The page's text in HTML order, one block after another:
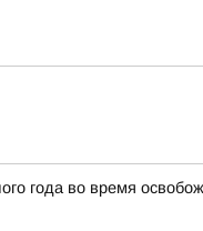
года во время